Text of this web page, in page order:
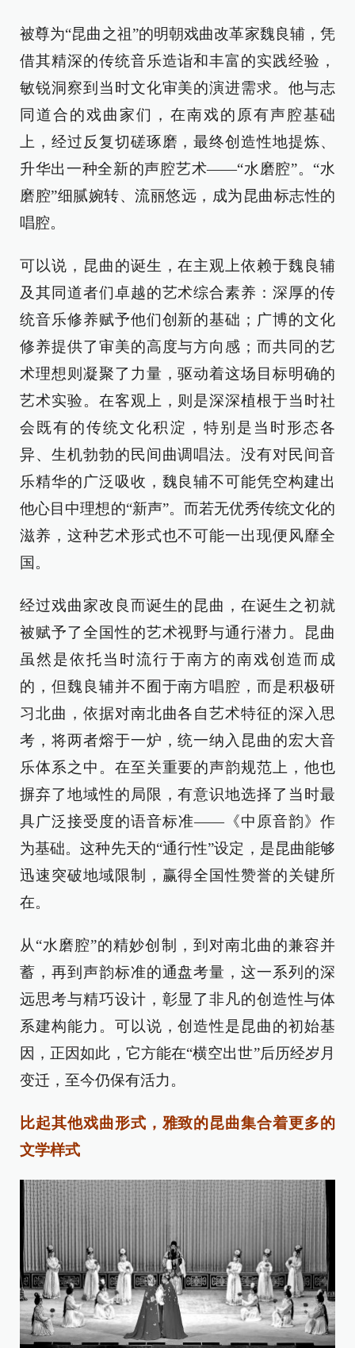
被尊为“昆曲之祖”的明朝戏曲改革家魏良辅，凭
借其精深的传统音乐造诣和丰富的实践经验，
敏锐洞察到当时文化审美的演进需求。他与志
同道合的戏曲家们，在南戏的原有声腔基础
上，经过反复切磋琢磨，最终创造性地提炼、
升华出一种全新的声腔艺术——“水磨腔”。“水
磨腔”细腻婉转、流丽悠远，成为昆曲标志性的
唱腔。
可以说，昆曲的诞生，在主观上依赖于魏良辅
及其同道者们卓越的艺术综合素养：深厚的传
统音乐修养赋予他们创新的基础；广博的文化
修养提供了审美的高度与方向感；而共同的艺
术理想则凝聚了力量，驱动着这场目标明确的
艺术实验。在客观上，则是深深植根于当时社
会既有的传统文化积淀，特别是当时形态各
异、生机勃勃的民间曲调唱法。没有对民间音
乐精华的广泛吸收，魏良辅不可能凭空构建出
他心目中理想的“新声”。而若无优秀传统文化的
滋养，这种艺术形式也不可能一出现便风靡全
国。
经过戏曲家改良而诞生的昆曲，在诞生之初就
被赋予了全国性的艺术视野与通行潜力。昆曲
虽然是依托当时流行于南方的南戏创造而成
的，但魏良辅并不囿于南方唱腔，而是积极研
习北曲，依据对南北曲各自艺术特征的深入思
考，将两者熔于一炉，统一纳入昆曲的宏大音
乐体系之中。在至关重要的声韵规范上，他也
摒弃了地域性的局限，有意识地选择了当时最
具广泛接受度的语音标准——《中原音韵》作
为基础。这种先天的“通行性”设定，是昆曲能够
迅速突破地域限制，赢得全国性赞誉的关键所
在。
从“水磨腔”的精妙创制，到对南北曲的兼容并
蓄，再到声韵标准的通盘考量，这一系列的深
远思考与精巧设计，彰显了非凡的创造性与体
系建构能力。可以说，创造性是昆曲的初始基
因，正因如此，它方能在“横空出世”后历经岁月
变迁，至今仍保有活力。
比起其他戏曲形式，雅致的昆曲集合着更多的
文学样式